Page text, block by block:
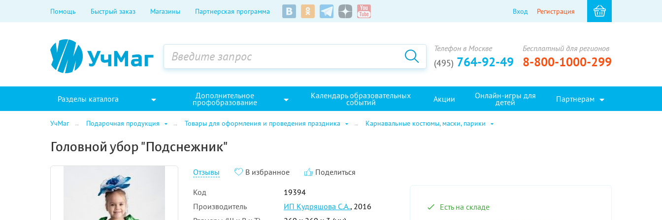
Помощь Быстрый заказ Магазины Партнерская программа Вход Регистрация
Телефон в Москве
(495) 764-92-49
Бесплатный для регионов
8-800-1000-299
Разделы каталога Дополнительное
профобразование
Календарь образовательных
событий Акции Онлайн-игры для
детей Партнерам
УчМаг Подарочная продукция Товары для оформления и проведения праздника Карнавальные костюмы, маски, парики
Головной убор "Подснежник"
Отзывы В избранное Поделиться
Есть на складе
Код
19394
Производитель
ИП Кудряшова С.А., 2016